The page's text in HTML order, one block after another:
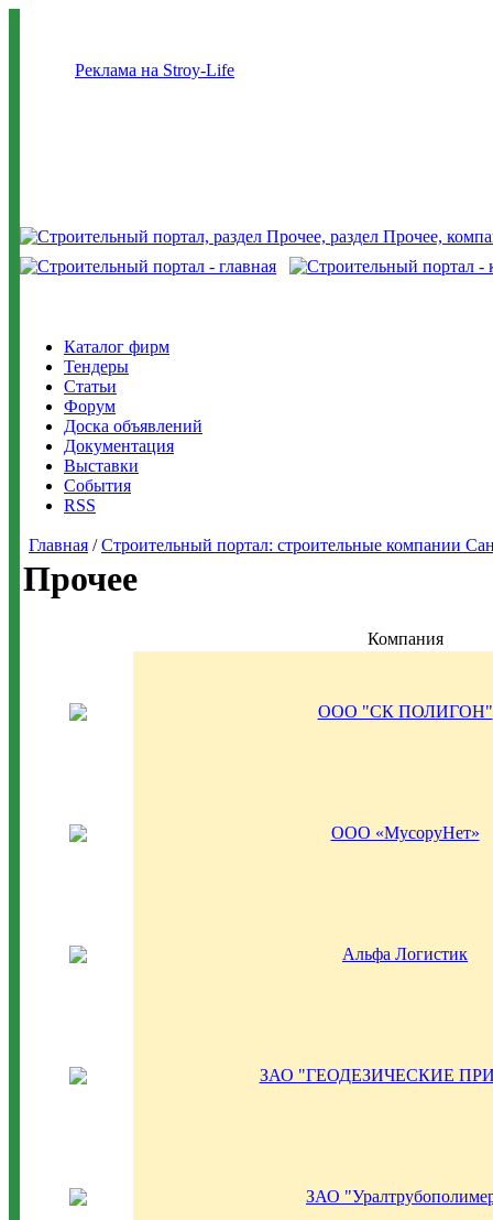
Реклама на Stroy-Life
Каталог фирм
Тендеры
Статьи
Форум
Доска объявлений
Документация
Выставки
События
RSS
Главная /Строительный портал: строительные компании
Прочее
Компания
ООО "СК ПОЛИГОН"
ООО «МусоруНет»
Альфа Логистик
ЗАО "ГЕОДЕЗИЧЕСКИЕ
ЗАО